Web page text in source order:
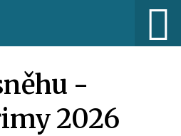
-
2026